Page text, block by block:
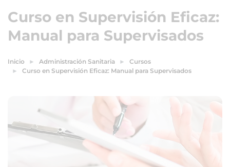
Curso en Supervisión Eficaz:
Manual para Supervisados
Inicio Administración Sanitaria
Cursos
Curso en Supervisión Eficaz: Manual para Supervisados